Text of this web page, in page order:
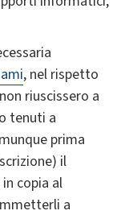
, nel rispetto
riuscissero a
tenuti a
prima
il
copia al
a